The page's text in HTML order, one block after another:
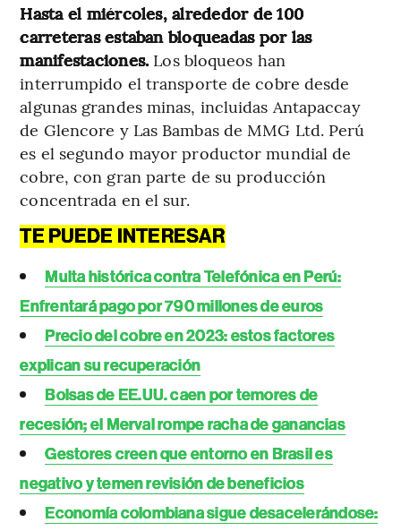
Hasta el miércoles, alrededor de 100
carreteras estaban bloqueadas por las
manifestaciones. Los bloqueos han
interrumpido el transporte de cobre desde
algunas grandes minas, incluidas Antapaccay
de Glencore y Las Bambas de MMG Ltd. Perú
es el segundo mayor productor mundial de
cobre, con gran parte de su producción
concentrada en el sur.
TE PUEDE INTERESAR
Multa histórica contra Telefónica en Perú:
Enfrentará pago por 790 millones de euros
Precio del cobre en 2023: estos factores
explican su recuperación
Bolsas de EE.UU. caen por temores de
recesión; el Merval rompe racha de ganancias
Gestores creen que entorno en Brasil es
negativo y temen revisión de beneficios
Economía colombiana sigue desacelerándose: